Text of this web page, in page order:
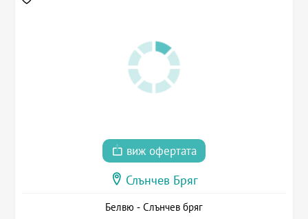
виж офертата
Слънчев Бряг
Белвю - Слънчев бряг